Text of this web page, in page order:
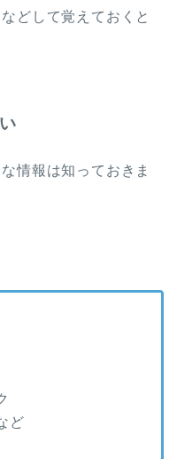
どして覚えておくと
情報は知っておきま
ど